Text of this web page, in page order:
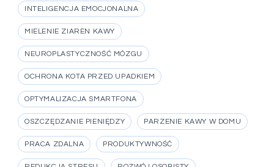
INTELIGENCJA EMOCJONALNA
MIELENIE ZIAREN KAWY
NEUROPLASTYCZNOŚĆ MÓZGU
OCHRONA KOTA PRZED UPADKIEM
OPTYMALIZACJA SMARTFONA
OSZCZĘDZANIE PIENIĘDZY PARZENIE KAWY W DOMU
PRACA ZDALNA PRODUKTYWNOŚĆ